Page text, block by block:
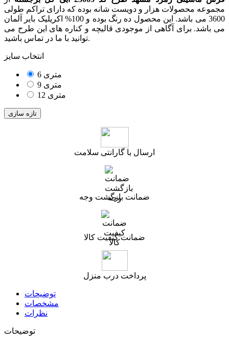
مجموعه محصولات هزار و دویست شانه بوده که دارای تراکم طولی
3600 می باشد. این محصول ده رنگ بوده و 100% اکریلیک بایر آلمان
می باشد. برای آگاهی از موجودی قالیچه و کناره های این طرح می
توانید با ما در تماس باشید.
انتخاب سایز
6 متری
9 متری
12 متری
ارسال با گارانتی سلامت
ضمانت بازگشت وجه
ضمانت کیفیت کالا
پرداخت درب منزل
توضیحات
مشخصات
نظرات
توضیحات